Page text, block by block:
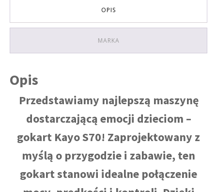
OPIS
MARKA
Opis
Przedstawiamy najlepszą maszynę
dostarczającą emocji dzieciom –
gokart Kayo S70! Zaprojektowany z
myślą o przygodzie i zabawie, ten
gokart stanowi idealne połączenie